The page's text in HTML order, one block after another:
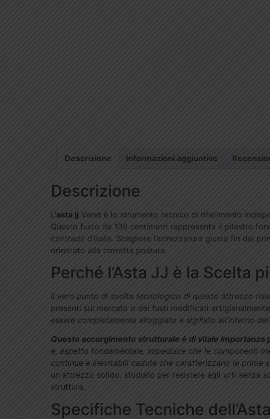
Descrizione Informazioni aggiuntive
Descrizione
L’asta jj Veret è lo strumento tecnico di riferimento
Questo fusto da 130 centimetri rappresenta il pilastro
contrade d’Italia. Scegliere l’attrezzatura giusta fin dai
orientato alla corretta postura.
Perché l’Asta JJ è la Scelta
Il vero punto di svolta tecnologico di questo attrezzo
presenti sul mercato o dei fusti modificati
essere completamente alloggiato e sigillato all’interno
Questo accorgimento strutturale è di vitale importanza
e, aspetto fondamentale, impedisce che le componenti
continue e inevitabili cadute che caratterizzano le prime
un attrezzo solido, studiato per resistere agli urti senza
struttura.
Specifiche Tecniche